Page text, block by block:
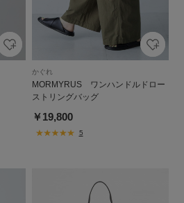
かぐれ
MORMYRUS ワンハンドルドロー
ストリングバッグ
￥19,800
5